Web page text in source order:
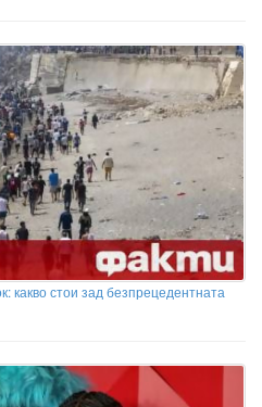
какво стои зад безпрецедентната